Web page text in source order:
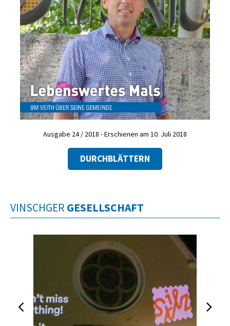
Ausgabe 24 / 2018 - Erschienen am 10. Juli 2018
DURCHBLÄTTERN
VINSCHGER GESELLSCHAFT